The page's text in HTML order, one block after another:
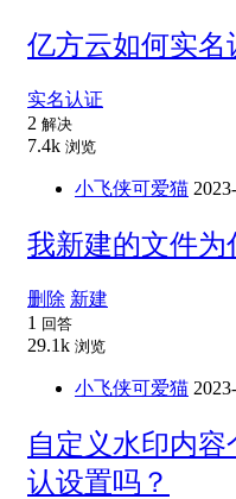
亿方云如何实名
实名认证
2 解决
7.4k 浏览
小飞侠可爱猫
我新建的文件为
删除 新建
1 回答
29.1k 浏览
小飞侠可爱猫
自定义水印内
认设置吗？